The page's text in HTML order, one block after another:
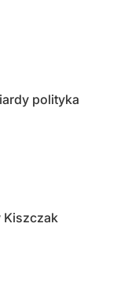
polityka
Kiszczak